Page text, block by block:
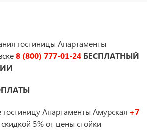
гостиницы Апартаменты
8 (800) 777-01-24 БЕСПЛАТНЫЙ
гостиницу Апартаменты Амурская +7
5% от цены стойки